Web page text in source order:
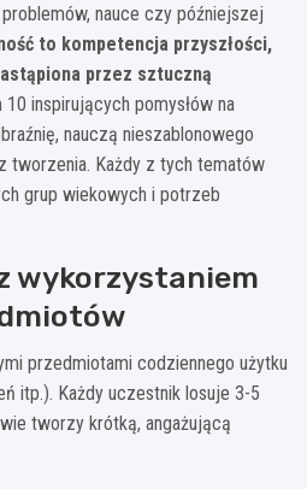
nauce czy późniejszej
to kompetencja przyszłości,
przez sztuczną
inspirujących pomysłów na
nauczą nieszablonowego
tworzenia. Każdy z tych tematów
grup wiekowych i potrzeb
wykorzystaniem
przedmiotami codziennego użytku
itp.). Każdy uczestnik losuje 3-5
tworzy krótką, angażującą